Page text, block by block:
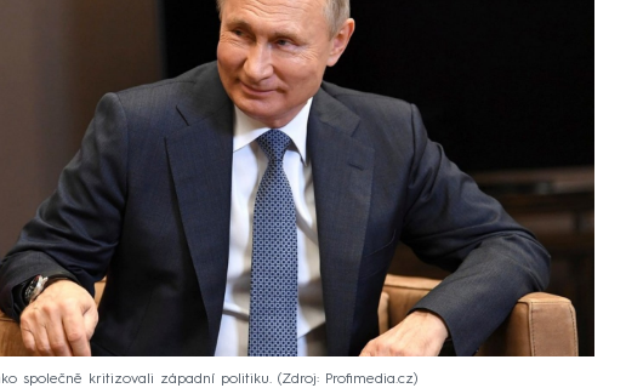
společně kritizovali západní politiku. Zdroj: Profimedia.cz